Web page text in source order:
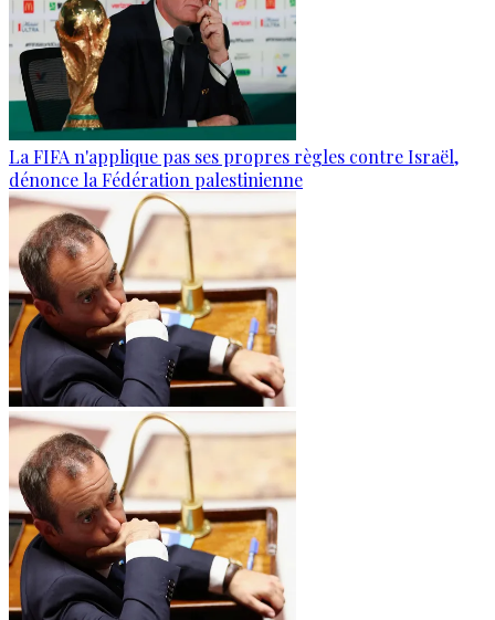
La FIFA n'applique pas ses propres règles contre Israël,
dénonce la Fédération palestinienne